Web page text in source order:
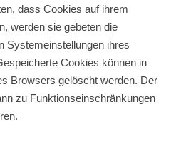
dass Cookies auf ihrem
werden sie gebeten die
Systemeinstellungen ihres
Cookies können in
Browsers gelöscht werden. Der
zu Funktionseinschränkungen